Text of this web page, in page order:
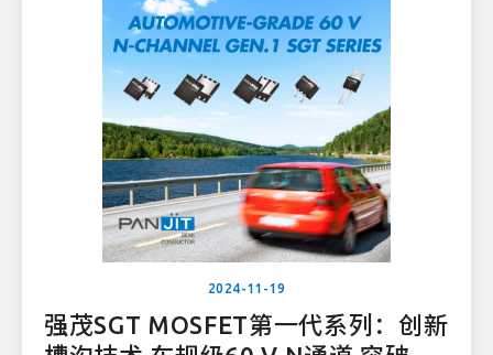
2024-11-19
强茂SGT MOSFET第一代系列：创新